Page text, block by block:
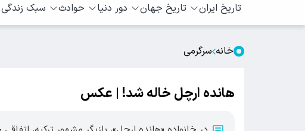
تاریخ ایران تاریخ جهان دور دنیا حوادث سبک زندگی
خانه سرگرمی
هانده ارچل خاله شد! | عکس